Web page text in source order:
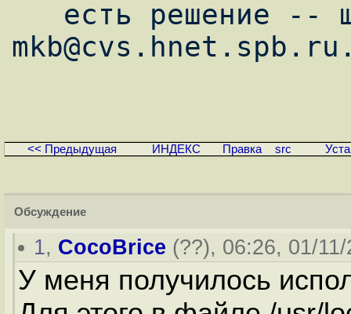
<< Предыдущая ИНДЕКС Правка src
Обсуждение
1, CocoBrice (??), 06:26, 01/
У меня получилось